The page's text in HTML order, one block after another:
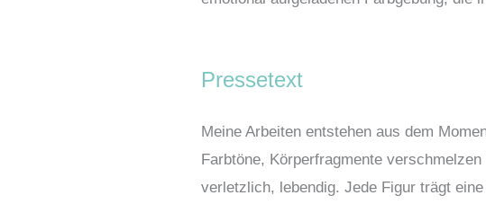
Pressetext
Meine Arbeiten entstehen aus dem
Farbtöne, Körperfragmente
verletzlich, lebendig. Jede Figur trägt